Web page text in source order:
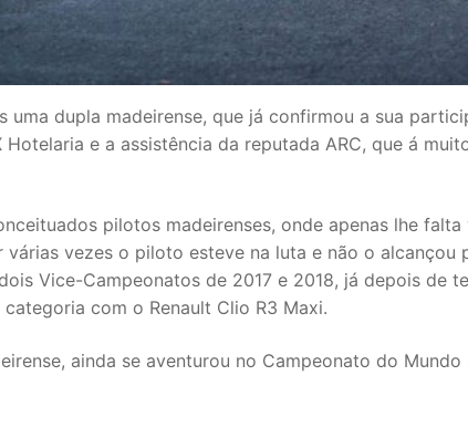
uma dupla madeirense, que já confirmou a sua
Hotelaria e a assistência da reputada ARC, que á
pilotos madeirenses, onde apenas lhe
vezes o piloto esteve na luta e não o
Vice-Campeonatos de 2017 e 2018, já depois de
com o Renault Clio R3 Maxi.
ainda se aventurou no Campeonato do